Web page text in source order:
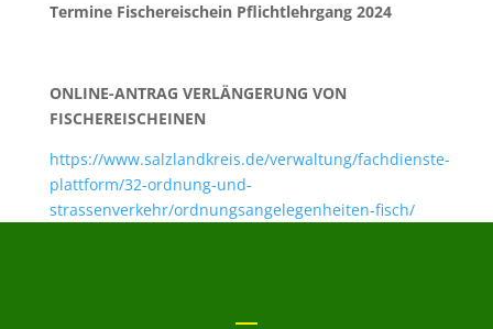
Termine Fischereischein Pflichtlehrgang 2024
ONLINE-ANTRAG VERLÄNGERUNG VON
FISCHEREISCHEINEN
https://www.salzlandkreis.de/verwaltung/fachdienste-
plattform/32-ordnung-und-
strassenverkehr/ordnungsangelegenheiten-fisch/